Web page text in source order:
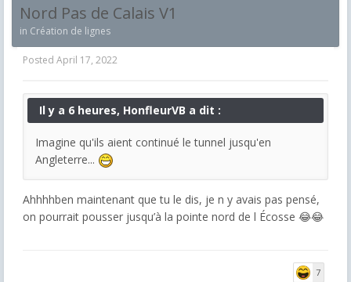
Nord Pas de Calais V1
in Création de lignes
Posted April 17, 2022
Il y a 6 heures, HonfleurVB a dit :
Imagine qu'ils aient continué le tunnel jusqu'en
Angleterre...
Ahhhhben maintenant que tu le dis, je n y avais pas pensé,
on pourrait pousser jusqu’à la pointe nord de l Écosse 😂😂
7